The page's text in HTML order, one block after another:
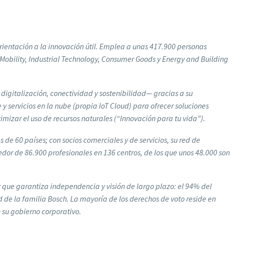
a la innovación útil. Emplea a unas 417.900 personas
Industrial Technology, Consumer Goods y Energy and Building
conectividad y sostenibilidad— gracias a su
servicios en la nube (propia IoT Cloud) para ofrecer soluciones
el uso de recursos naturales (“Innovación para tu vida”).
60 países; con socios comerciales y de servicios, su red de
de 86.900 profesionales en 136 centros, de los que unos 48.000 son
garantiza independencia y visión de largo plazo: el 94% del
la familia Bosch. La mayoría de los derechos de voto reside en
gobierno corporativo.